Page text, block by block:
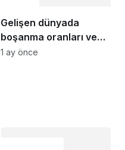
organizasyona
hazırlanıyor
Gelişen dünyada
boşanma oranları ve
doğum istatistikleriyle
1 ay önce